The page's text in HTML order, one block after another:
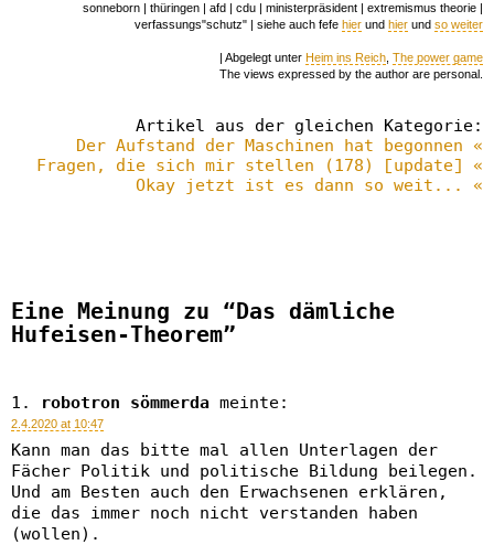
sonneborn | thüringen | afd | cdu | ministerpräsident | extremismus theorie |
verfassungs"schutz" | siehe auch fefe hier und hier und so weiter
| Abgelegt unter Heim ins Reich The power game
The views expressed by the author are personal.
Artikel aus der gleichen Kategorie:
Der Aufstand der Maschinen hat begonnen «
Fragen, die sich mir stellen (178) [update] «
Okay jetzt ist es dann so weit... «
Eine Meinung zu “Das dämliche
Hufeisen-Theorem”
robotron sömmerda meinte:
2.4.2020 at 10:47
Kann man das bitte mal allen Unterlagen der
Fächer Politik und politische Bildung beilegen.
Und am Besten auch den Erwachsenen erklären,
die das immer noch nicht verstanden haben
(wollen).